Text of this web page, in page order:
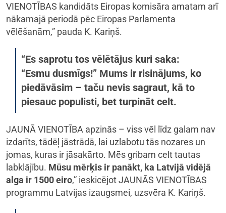
VIENOTĪBAS kandidāts Eiropas komisāra amatam arī
nākamajā periodā pēc Eiropas Parlamenta
vēlēšanām,” pauda K. Kariņš.
“Es saprotu tos vēlētājus kuri saka:
“Esmu dusmīgs!” Mums ir risinājums, ko
piedāvāsim – taču nevis sagraut, kā to
piesauc populisti, bet turpināt celt.
JAUNĀ VIENOTĪBA apzinās – viss vēl līdz galam nav
izdarīts, tādēļ jāstrādā, lai uzlabotu tās nozares un
jomas, kuras ir jāsakārto. Mēs gribam celt tautas
labklājību. Mūsu mērķis ir panākt, ka Latvijā vidējā
alga ir 1500 eiro,” ieskicējot JAUNĀS VIENOTĪBAS
programmu Latvijas izaugsmei, uzsvēra K. Kariņš.